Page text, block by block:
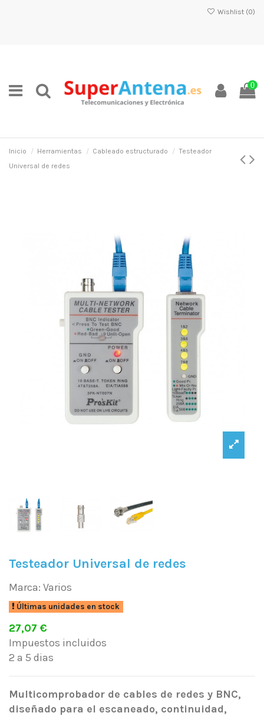
Wishlist (0)
0
Inicio Herramientas Cableado estructurado
Testeador
Universal de redes
Testeador Universal de redes
Marca: Varios
Últimas unidades en stock
27,07 €
Impuestos incluidos
2 a 5 dias
Multicomprobador de cables de redes y BNC,
diseñado para el escaneado, continuidad,